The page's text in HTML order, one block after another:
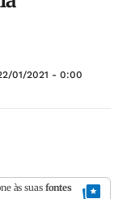
01/2021 - 0:00
às suas fontes